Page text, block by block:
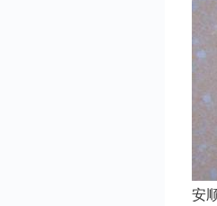
安